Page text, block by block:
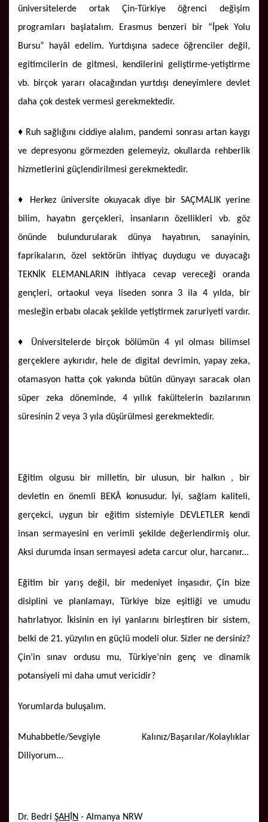
üniversitelerde ortak Çin-Türkiye öğrenci değişim
programları başlatalım. Erasmus benzeri bir “İpek Yolu
Bursu” hayâl edelim. Yurtdışına sadece öğrenciler değil,
egitimcilerin de gitmesi, kendilerini geliştirme-yetiştirme
vb. birçok yararı olacağından yurtdışı deneyimlere devlet
daha çok destek vermesi gerekmektedir.
♦ Ruh sağlığını ciddiye alalım, pandemi sonrası artan kaygı
ve depresyonu görmezden gelemeyiz, okullarda rehberlik
hizmetlerini güçlendirilmesi gerekmektedir.
♦ Herkez üniversite okuyacak diye bir SAÇMALIK yerine
bilim, hayatın gerçekleri, insanların özellikleri vb. göz
önünde bulundurularak dünya hayatının, sanayinin,
faprikaların, özel sektörün ihtiyaç duydugu ve duyacağı
TEKNİK ELEMANLARIN ihtiyaca cevap vereceği oranda
gençleri, ortaokul veya liseden sonra 3 ila 4 yılda, bir
mesleğin erbabı olacak şekilde yetiştirmek zaruriyeti vardır.
♦ Üniversitelerde birçok bölümün 4 yıl olması bilimsel
gerçeklere aykırıdır, hele de digital devrimin, yapay zeka,
otamasyon hatta çok yakında bütün dünyayı saracak olan
süper zeka döneminde, 4 yıllık fakültelerin bazılarının
süresinin 2 veya 3 yıla düşürülmesi gerekmektedir.
Eğitim olgusu bir milletin, bir ulusun, bir halkın , bir
devletin en önemli BEKÂ konusudur. İyi, sağlam kaliteli,
gerçekci, uygun bir eğitim sistemiyle DEVLETLER kendi
insan sermayesini en verimli şekilde değerlendirmiş olur.
Aksi durumda insan sermayesi adeta carcur olur, harcanır...
Eğitim bir yarış değil, bir medeniyet inşasıdır, Çin bize
disiplini ve planlamayı, Türkiye bize eşitliği ve umudu
hatırlatıyor. İkisinin en iyi yanlarını birleştiren bir sistem,
belki de 21. yüzyılın en güçlü modeli olur. Sizler ne dersiniz?
Çin’in sınav ordusu mu, Türkiye’nin genç ve dinamik
potansiyeli mi daha umut vericidir?
Yorumlarda buluşalım.
Muhabbetle/Sevgiyle Kalınız/Başarılar/Kolaylıklar
Diliyorum...
Dr. Bedri ŞAHİN - Almanya NRW